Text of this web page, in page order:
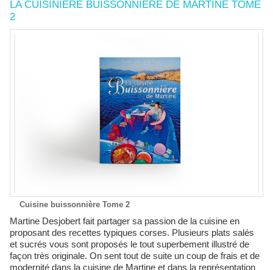
LA CUISINIÈRE BUISSONNIÈRE DE MARTINE TOME
2
Cuisine buissonnière Tome 2
Martine Desjobert fait partager sa passion de la cuisine en
proposant des recettes typiques corses. Plusieurs plats salés
et sucrés vous sont proposés le tout superbement illustré de
façon très originale. On sent tout de suite un coup de frais et de
modernité dans la cuisine de Martine et dans la représentation